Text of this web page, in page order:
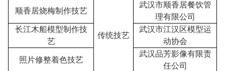
顺香居烧梅制作技艺
传统技艺
武汉市顺香居餐饮管
理有限公司
长江木船模型制作技
艺
武汉市江汉区模型运
动协会
照片修整着色技艺
武汉品芳影像有限责
任公司